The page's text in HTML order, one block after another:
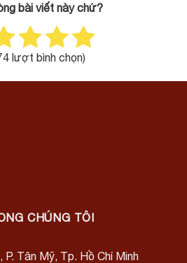
bài viết này chứ?
lượt bình chọn)
CHÚNG TÔI
P. Tân Mỹ, Tp. Hồ Chí Minh